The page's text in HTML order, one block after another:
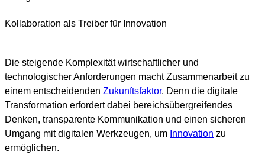
Kollaboration als Treiber für Innovation
Die steigende Komplexität wirtschaftlicher und
technologischer Anforderungen macht Zusammenarbeit zu
einem entscheidenden Zukunftsfaktor. Denn die digitale
Transformation erfordert dabei bereichsübergreifendes
Denken, transparente Kommunikation und einen sicheren
Umgang mit digitalen Werkzeugen, um Innovation zu
ermöglichen.